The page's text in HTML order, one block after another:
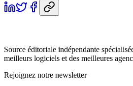
Source éditoriale indépendante
meilleurs logiciels et des meilleures
Rejoignez notre newsletter